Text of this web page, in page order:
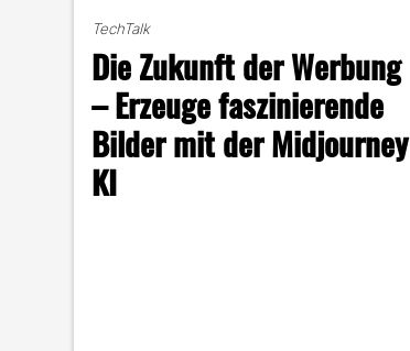
TechTalk
Die Zukunft der Werbung
– Erzeuge faszinierende
Bilder mit der Midjourney
KI